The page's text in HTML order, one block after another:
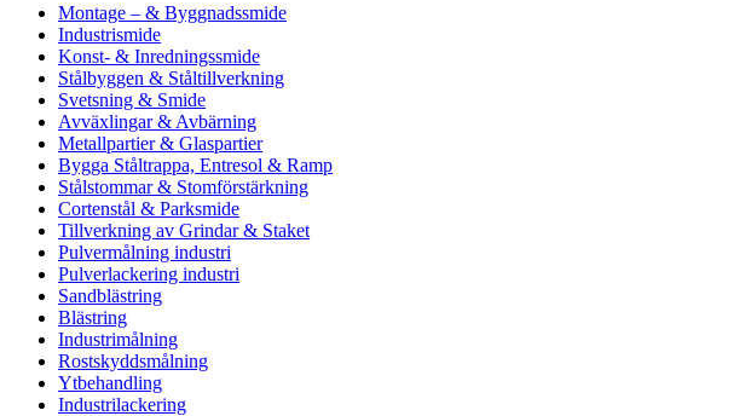
Montage – & Byggnadssmide
Industrismide
Konst- & Inredningssmide
Stålbyggen & Ståltillverkning
Svetsning & Smide
Avväxlingar & Avbärning
Metallpartier & Glaspartier
Bygga Ståltrappa, Entresol & Ramp
Stålstommar & Stomförstärkning
Cortenstål & Parksmide
Tillverkning av Grindar & Staket
Pulvermålning industri
Pulverlackering industri
Sandblästring
Blästring
Industrimålning
Rostskyddsmålning
Ytbehandling
Industrilackering